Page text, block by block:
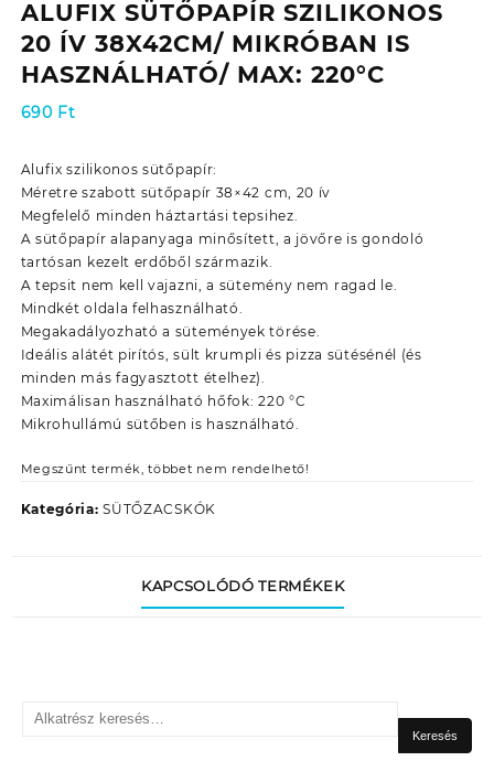
ALUFIX SÜTŐPAPÍR SZILIKONOS
20 ÍV 38X42CM/ MIKRÓBAN IS
HASZNÁLHATÓ/ MAX: 220°C
690 Ft
Alufix szilikonos sütőpapír:
Méretre szabott sütőpapír 38×42 cm, 20 ív
Megfelelő minden háztartási tepsihez.
A sütőpapír alapanyaga minősített, a jövőre is gondoló
tartósan kezelt erdőből származik.
A tepsit nem kell vajazni, a sütemény nem ragad le.
Mindkét oldala felhasználható.
Megakadályozható a sütemények törése.
Ideális alátét pirítós, sült krumpli és pizza sütésénél (és
minden más fagyasztott ételhez).
Maximálisan használható hőfok: 220 °C
Mikrohullámú sütőben is használható.
Megszűnt termék, többet nem rendelhető!
Kategória:SÜTŐZACSKÓK
KAPCSOLÓDÓ TERMÉKEK
Keresés
Keresés